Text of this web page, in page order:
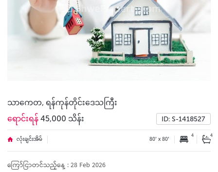
သာကေတ, ရန်ကုန်တိုင်းဒေသကြီး
ရောင်းရန် 45,000 သိန်း ID: S-1418527
လုံးချင်းအိမ် 80' x 80' 4 4
ကြော်ငြာတင်သည့်နေ့ : 28 Feb 2026